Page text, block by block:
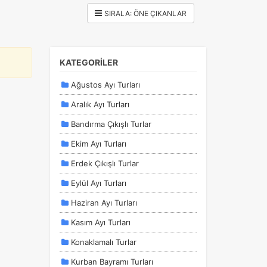
KATEGORİLER
Ağustos Ayı Turları
Aralık Ayı Turları
Bandırma Çıkışlı Turlar
Ekim Ayı Turları
Erdek Çıkışlı Turlar
Eylül Ayı Turları
Haziran Ayı Turları
Kasım Ayı Turları
Konaklamalı Turlar
Kurban Bayramı Turları